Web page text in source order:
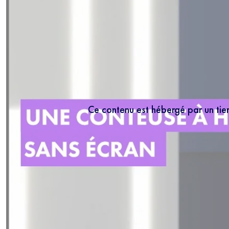
Ce contenu est hébergé par un
Inscrivez-
les
En
régulièrement
connaissance
moment vous